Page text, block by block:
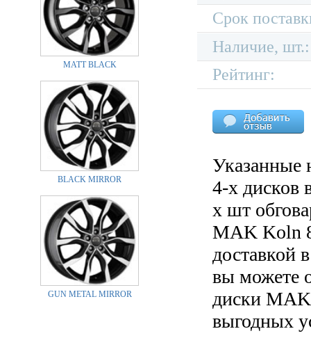
MATT BLACK
BLACK MIRROR
GUN METAL MIRROR
Срок
Наличие, шт.:
Рейтинг:
Указанные
4-х дисков
х шт
MAK Koln
доставкой
вы можете
диски
выгодных